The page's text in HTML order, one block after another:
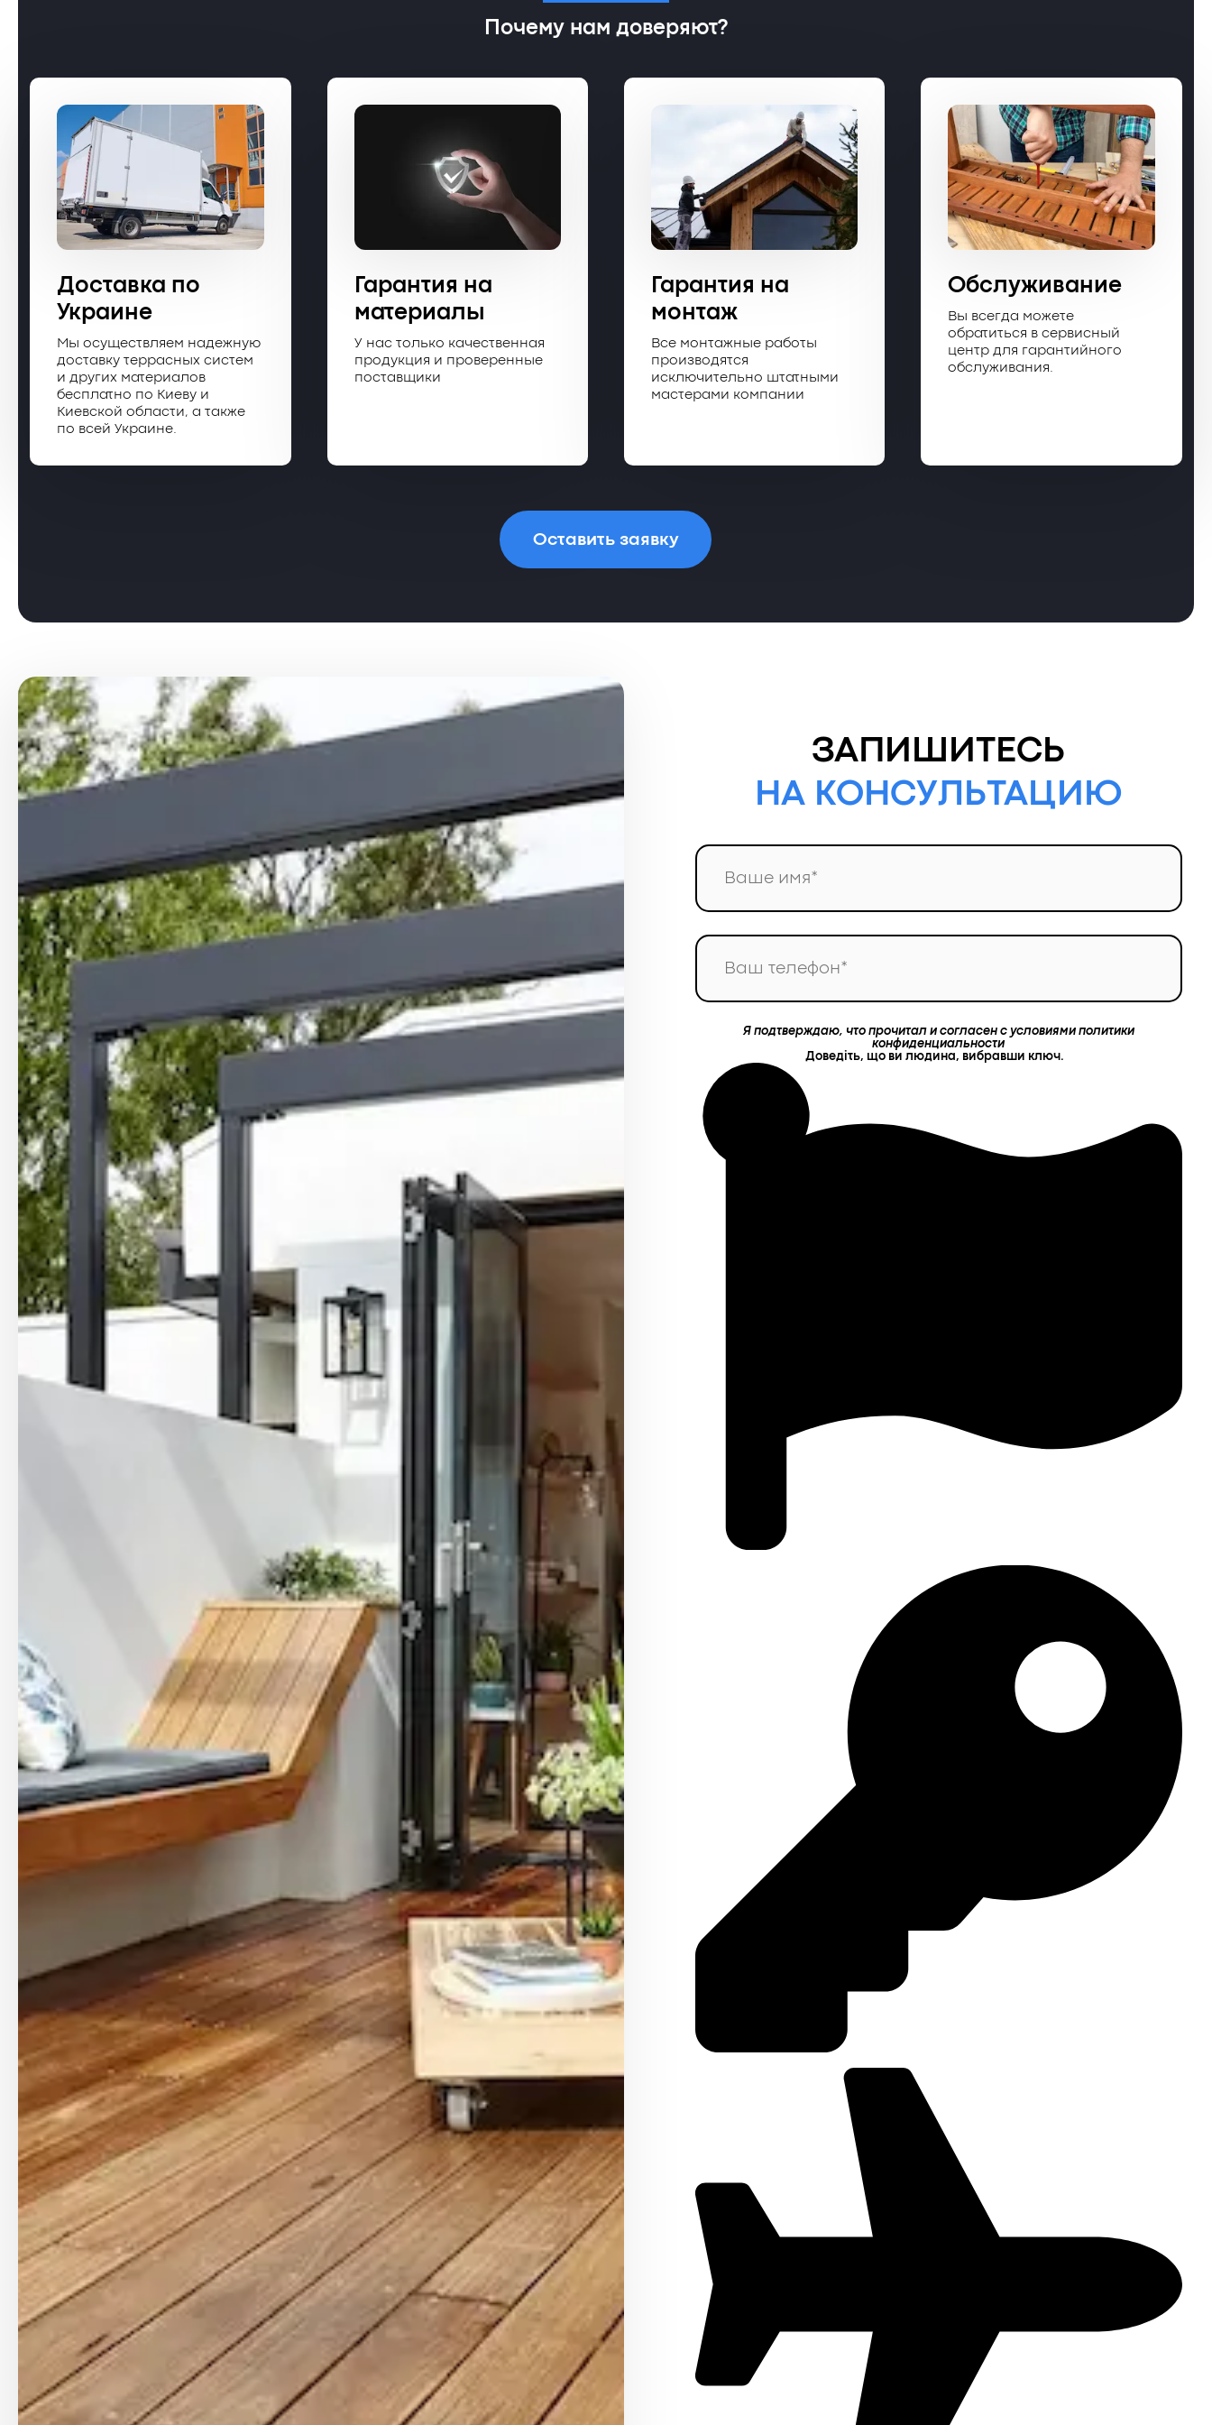
Почему нам доверяют?
Доставка по
Украине
Мы осуществляем надежную
доставку террасных систем
и других материалов
бесплатно по Киеву и
Киевской области, а также
по всей Украине.
Гарантия на
материалы
У нас только качественная
продукция и проверенные
поставщики
Гарантия на
монтаж
Все монтажные работы
производятся
исключительно штатными
мастерами компании
Обслуживание
Вы всегда можете
обратиться в сервисный
центр для гарантийного
обслуживания.
Оставить заявку
ЗАПИШИТЕСЬ
НА КОНСУЛЬТАЦИЮ
Я подтверждаю, что прочитал и согласен с условиями политики
конфиденциальности
Доведіть, що ви людина, вибравши ключ.